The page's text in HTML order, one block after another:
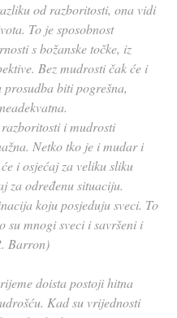
od razboritosti, ona vidi
To je sposobnost
s božanske točke, iz
Bez mudrosti čak će i
biti pogrešna,
i mudrosti
Netko tko je i mudar i
i osjećaj za veliku sliku
za određenu situaciju.
koju posjeduju sveci. To
su mnogi sveci i savršeni i
Barron)
doista postoji hitna
Kad su vrijednosti